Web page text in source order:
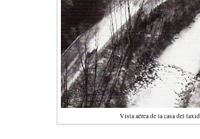
Vista aérea de la casa del